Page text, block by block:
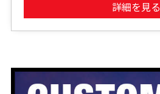
詳細を見る